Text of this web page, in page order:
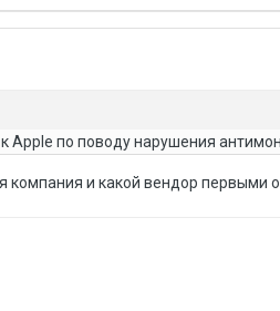
Apple по поводу нарушения
и какой вендор первыми